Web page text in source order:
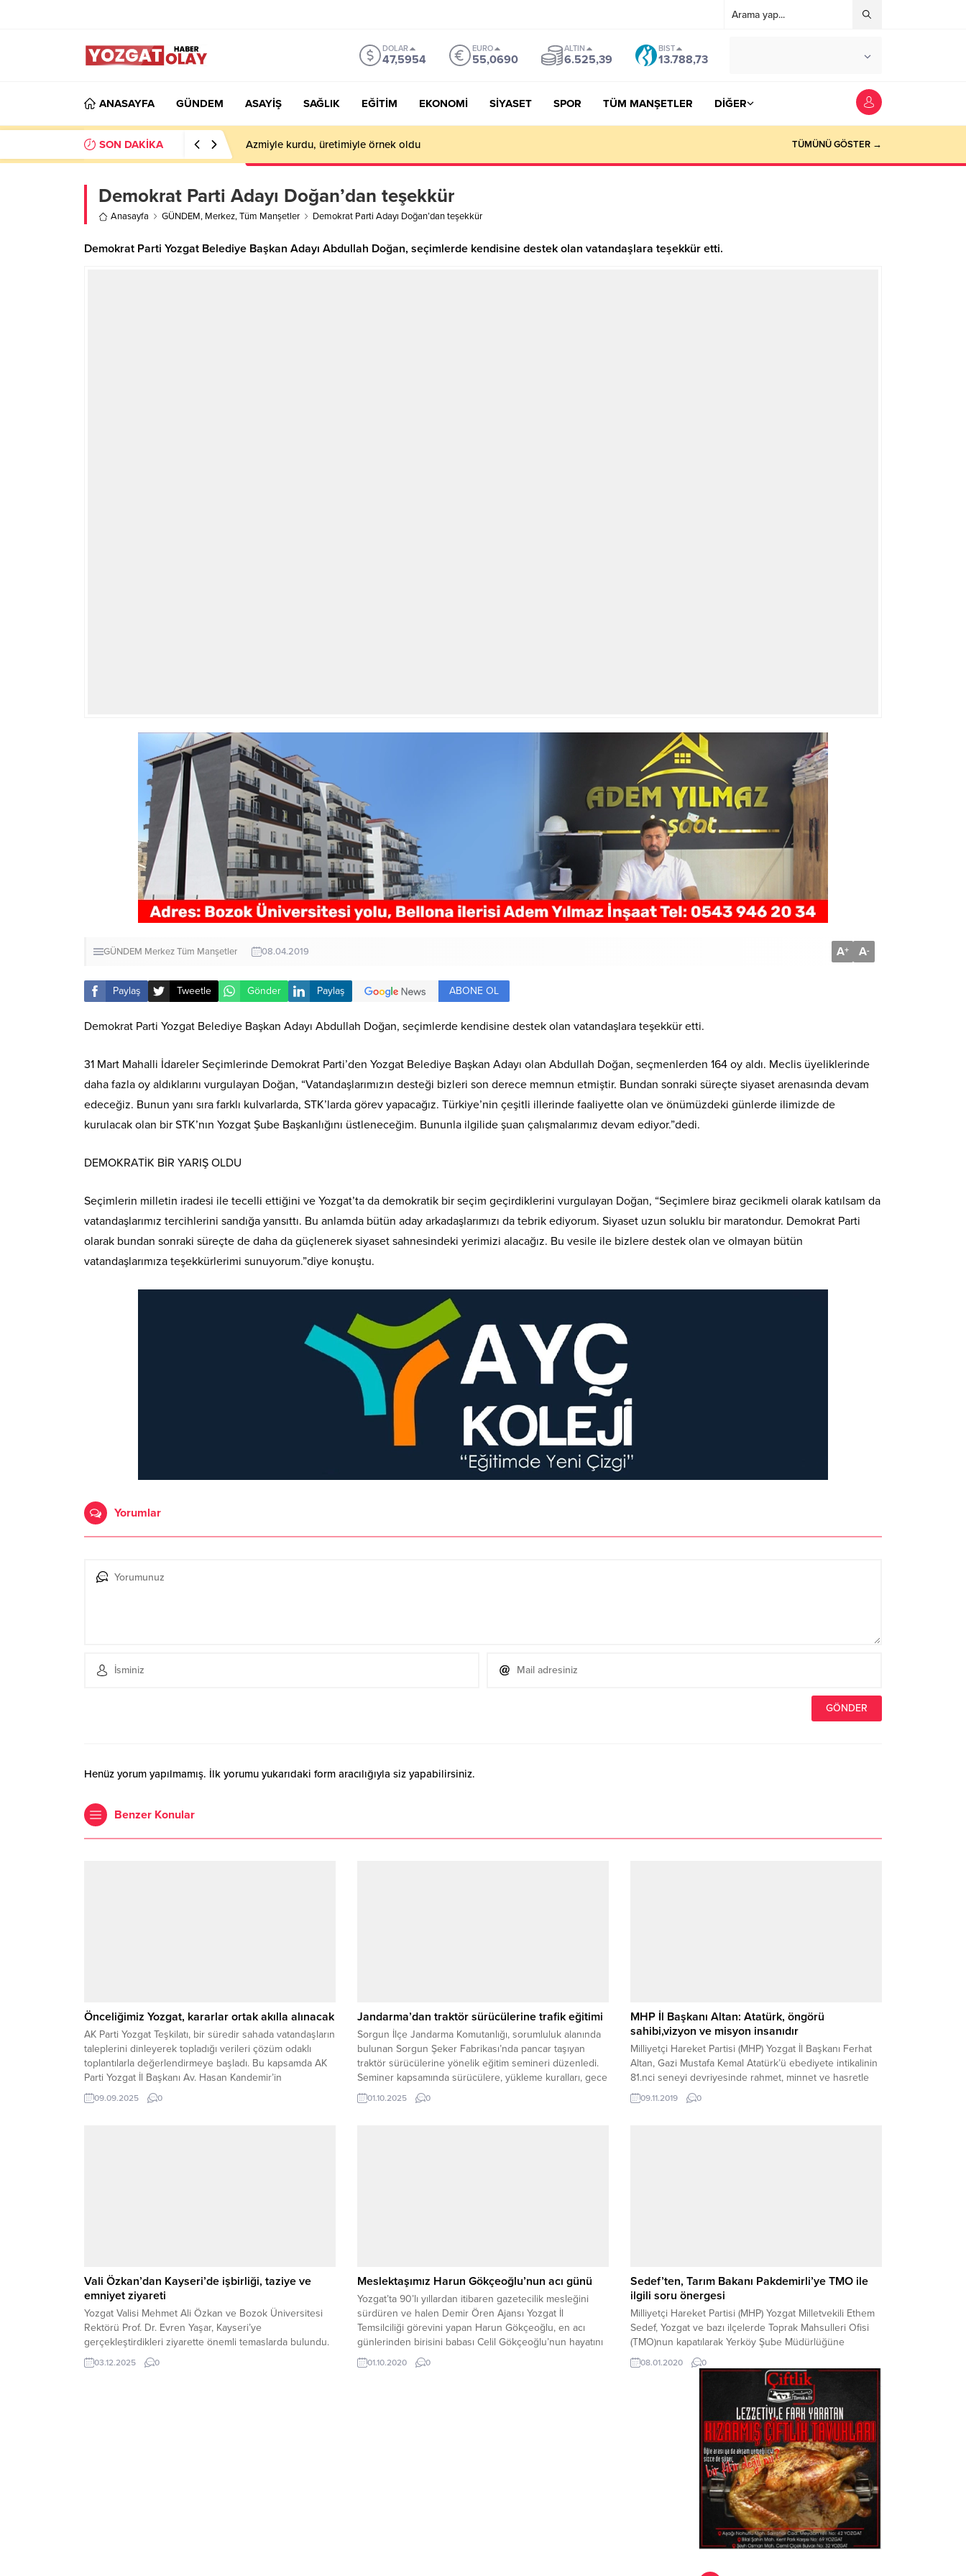
DOLAR
47,5954
EURO
55,0690
ALTIN
6.525,39
BIST
13.788,73
ANASAYFA GÜNDEM ASAYİŞ SAĞLIK EĞİTİM EKONOMİ SİYASET SPOR TÜM MANŞETLER DİĞER
SON DAKİKA Azmiyle kurdu, üretimiyle örnek oldu TÜMÜNÜ GÖSTER →
Demokrat Parti Adayı Doğan’dan teşekkür
Anasayfa GÜNDEM, Merkez,Tüm Manşetler Demokrat Parti Adayı Doğan’dan teşekkür
Demokrat Parti Yozgat Belediye Başkan Adayı Abdullah Doğan, seçimlerde kendisine destek olan vatandaşlara teşekkür etti.
GÜNDEM MerkezTüm Manşetler 08.04.2019 A+ A-
Paylaş Tweetle Gönder Paylaş ABONE OL
Demokrat Parti Yozgat Belediye Başkan Adayı Abdullah Doğan, seçimlerde kendisine destek olan vatandaşlara teşekkür etti.
31 Mart Mahalli İdareler Seçimlerinde Demokrat Parti’den Yozgat Belediye Başkan Adayı olan Abdullah Doğan, seçmenlerden 164 oy aldı. Meclis üyeliklerinde
daha fazla oy aldıklarını vurgulayan Doğan, “Vatandaşlarımızın desteği bizleri son derece memnun etmiştir. Bundan sonraki süreçte siyaset arenasında devam
edeceğiz. Bunun yanı sıra farklı kulvarlarda, STK’larda görev yapacağız. Türkiye’nin çeşitli illerinde faaliyette olan ve önümüzdeki günlerde ilimizde de
kurulacak olan bir STK’nın Yozgat Şube Başkanlığını üstleneceğim. Bununla ilgilide şuan çalışmalarımız devam ediyor.”dedi.
DEMOKRATİK BİR YARIŞ OLDU
Seçimlerin milletin iradesi ile tecelli ettiğini ve Yozgat’ta da demokratik bir seçim geçirdiklerini vurgulayan Doğan, “Seçimlere biraz gecikmeli olarak katılsam da
vatandaşlarımız tercihlerini sandığa yansıttı. Bu anlamda bütün aday arkadaşlarımızı da tebrik ediyorum. Siyaset uzun soluklu bir maratondur. Demokrat Parti
olarak bundan sonraki süreçte de daha da güçlenerek siyaset sahnesindeki yerimizi alacağız. Bu vesile ile bizlere destek olan ve olmayan bütün
vatandaşlarımıza teşekkürlerimi sunuyorum.”diye konuştu.
Yorumlar
Henüz yorum yapılmamış. İlk yorumu yukarıdaki form aracılığıyla siz yapabilirsiniz.
Benzer Konular
Önceliğimiz Yozgat, kararlar ortak akılla alınacak
AK Parti Yozgat Teşkilatı, bir süredir sahada vatandaşların
taleplerini dinleyerek topladığı verileri çözüm odaklı
toplantılarla değerlendirmeye başladı. Bu kapsamda AK
Parti Yozgat İl Başkanı Av. Hasan Kandemir’in
başkanlığında geniş kapsamlı İl Danışma Meclisi
toplantısı gerçekleştirildi. Toplantıya Milletvekili Süleyman
09.09.2025 0
Jandarma’dan traktör sürücülerine trafik eğitimi
Sorgun İlçe Jandarma Komutanlığı, sorumluluk alanında
bulunan Sorgun Şeker Fabrikası’nda pancar taşıyan
traktör sürücülerine yönelik eğitim semineri düzenledi.
Seminer kapsamında sürücülere, yükleme kuralları, gece
şartlarında araç ışıklandırmaları, reflektör kullanımı ve
genel trafik kuralları hakkında bilgiler verildi. Eğitim
01.10.2025 0
MHP İl Başkanı Altan: Atatürk, öngörü
sahibi,vizyon ve misyon insanıdır
Milliyetçi Hareket Partisi (MHP) Yozgat İl Başkanı Ferhat
Altan, Gazi Mustafa Kemal Atatürk’ü ebediyete intikalinin
81.nci seneyi devriyesinde rahmet, minnet ve hasretle
yad ettiklerini belirterek, Atatürk’ün öngörü sahibi,
vizyon ve misyon insanı olduğunu söyledi.
09.11.2019 0
Vali Özkan’dan Kayseri’de işbirliği, taziye ve
emniyet ziyareti
Yozgat Valisi Mehmet Ali Özkan ve Bozok Üniversitesi
Rektörü Prof. Dr. Evren Yaşar, Kayseri’ye
gerçekleştirdikleri ziyarette önemli temaslarda bulundu.
İlk olarak Kayseri Valisi Gökmen Çiçek ile bir araya gelen
Özkan, Yozgat ve Kayseri özelinde yürütülebilecek
03.12.2025 0
Meslektaşımız Harun Gökçeoğlu’nun acı günü
Yozgat’ta 90’lı yıllardan itibaren gazetecilik mesleğini
sürdüren ve halen Demir Ören Ajansı Yozgat İl
Temsilciliği görevini yapan Harun Gökçeoğlu, en acı
günlerinden birisini babası Celil Gökçeoğlu’nun hayatını
kaybetmesi ile yaşadı.
01.10.2020 0
Sedef’ten, Tarım Bakanı Pakdemirli’ye TMO ile
ilgili soru önergesi
Milliyetçi Hareket Partisi (MHP) Yozgat Milletvekili Ethem
Sedef, Yozgat ve bazı ilçelerde Toprak Mahsulleri Ofisi
(TMO)nun kapatılarak Yerköy Şube Müdürlüğüne
bağlanmasına ilişkin Tarım Bakanı Bekir Pakdemirli’ye
cevaplaması üzerine soru önergesi verdi.
08.01.2020 0